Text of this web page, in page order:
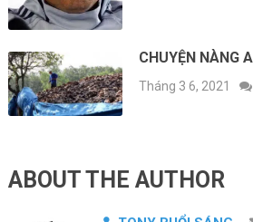
CHUYỆN NÀNG
Tháng 3 6, 2021
ABOUT THE AUTHOR